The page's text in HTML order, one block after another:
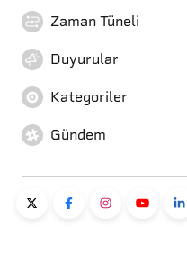
Zaman Tüneli
Duyurular
Kategoriler
Gündem